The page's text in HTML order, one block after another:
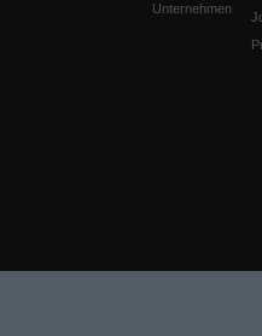
Unternehmen